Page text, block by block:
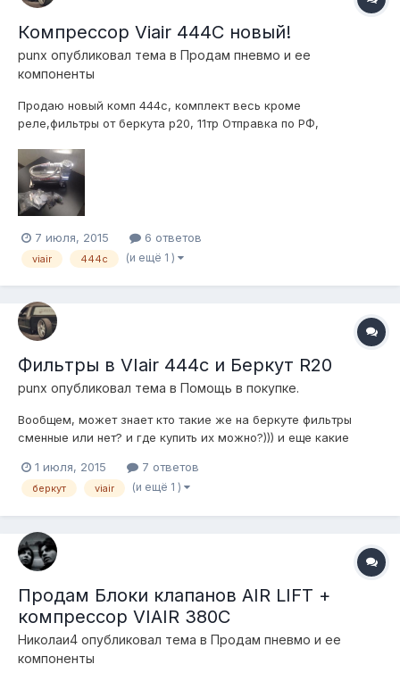
Компрессор Viair 444C новый!
punx опубликовал тема в Продам пневмо и ее
компоненты
Продаю новый комп 444c, комплект весь кроме
реле,фильтры от беркута р20, 11тр Отправка по РФ,
7 июля, 2015 6 ответов
viair 444c (и ещё 1 )
Фильтры в VIair 444c и Беркут R20
punx опубликовал тема в Помощь в покупке.
Вообщем, может знает кто такие же на беркуте фильтры
сменные или нет? и где купить их можно?))) и еще какие
1 июля, 2015
7 ответов
беркут viair (и ещё 1 )
Продам Блоки клапанов AIR LIFT +
компрессор VIAIR 380C
Николаи4 опубликовал тема в Продам пневмо и ее
компоненты